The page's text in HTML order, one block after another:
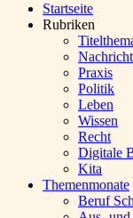
Startseite
Rubriken
Praxis
Politik
Leben
Wissen
Recht
Digitale
Kita
Themenmonate
Beruf